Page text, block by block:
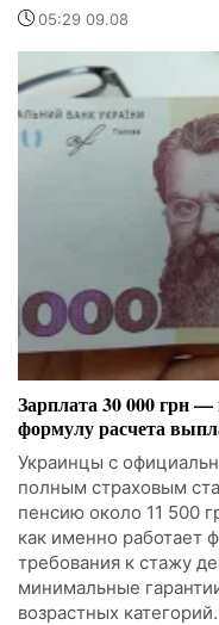
05:29 09.08
Зарплата 30 000 грн
формулу расчета
Украинцы с
полным страховым
пенсию около 11 500
как именно работает
требования к стажу
минимальные
возрастных категорий.